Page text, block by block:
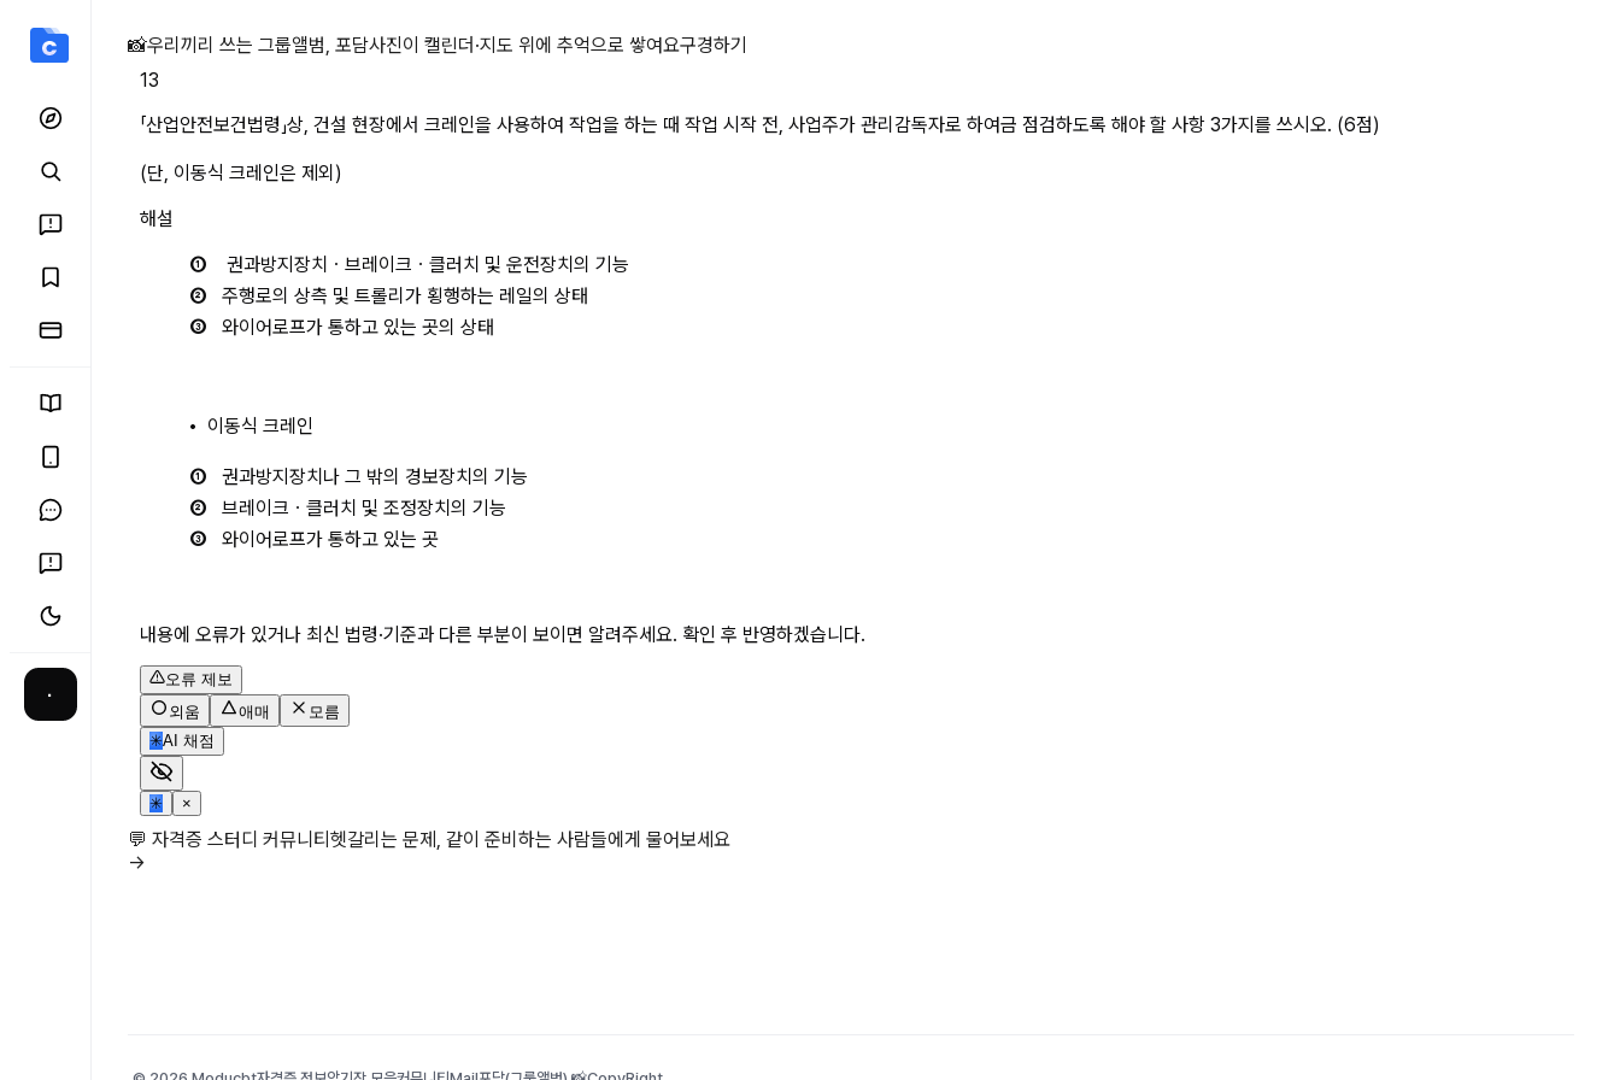
·
「산업안전보건법령」상, 건설 현장에서 크레인을 사용하여 작업을 하는 때 작업 시작 전 상세 페이지
📸우리끼리 쓰는 그룹앨범, 포담사진이 캘린더·지도 위에 추억으로 쌓여요구경하기
13
「산업안전보건법령」상, 건설 현장에서 크레인을 사용하여 작업을 하는 때 작업 시작 전, 사업주가 관리감독자로 하여금 점검하도록 해야 할 사항 3가지를 쓰시오. (6점)
(단, 이동식 크레인은 제외)
해설
권과방지장치ㆍ브레이크ㆍ클러치 및 운전장치의 기능
주행로의 상측 및 트롤리가 횡행하는 레일의 상태
와이어로프가 통하고 있는 곳의 상태
이동식 크레인
권과방지장치나 그 밖의 경보장치의 기능
브레이크ㆍ클러치 및 조정장치의 기능
와이어로프가 통하고 있는 곳
내용에 오류가 있거나 최신 법령·기준과 다른 부분이 보이면 알려주세요. 확인 후 반영하겠습니다.
오류 제보
외움
애매
모름
✳AI 채점
✳ ×
💬 자격증 스터디 커뮤니티헷갈리는 문제, 같이 준비하는 사람들에게 물어보세요
→